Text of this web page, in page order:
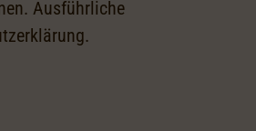
Ausführliche